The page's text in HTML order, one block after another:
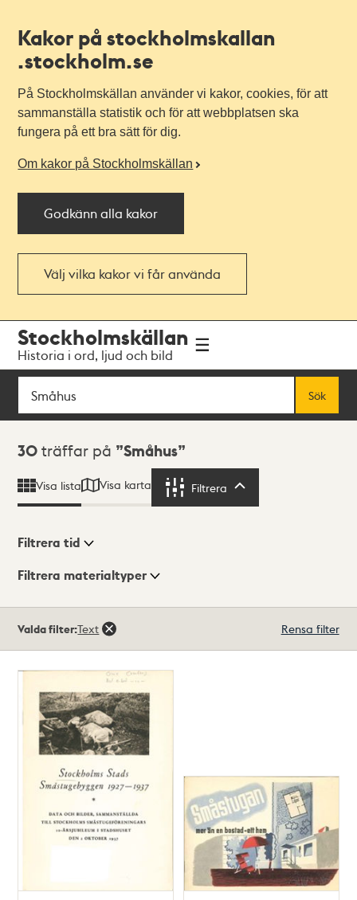
Kakor på stockholmskallan
.stockholm.se
På Stockholmskällan använder vi kakor, cookies, för att
sammanställa statistik och för att webbplatsen ska
fungera på ett bra sätt för dig.
Om kakor på Stockholmskällan
Godkänn alla kakor
Välj vilka kakor vi får använda
navigationen
huvudinnehållet
Stockholmskällan
Historia i ord, ljud och bild
Sök
Sök
Sökresultat
30 träffar på Småhus
Visa lista Visa karta Filtrera
Visningsläge
Filtrera tid
Filtrera materialtyper
träffar
Valda filter:Text Rensa filter